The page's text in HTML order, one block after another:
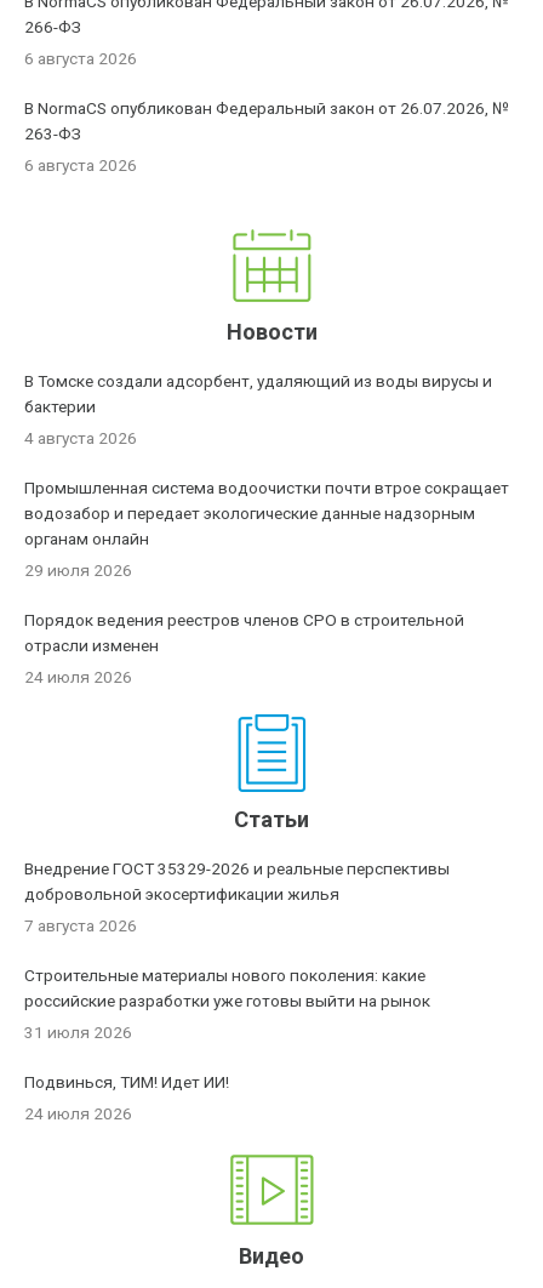
266-ФЗ
6 августа 2026
В NormaCS опубликован Федеральный закон от 26.07.2026, №
263-ФЗ
6 августа 2026
Новости
В Томске создали адсорбент, удаляющий из воды вирусы и
бактерии
4 августа 2026
Промышленная система водоочистки почти втрое сокращает
водозабор и передает экологические данные надзорным
органам онлайн
29 июля 2026
Порядок ведения реестров членов СРО в строительной
отрасли изменен
24 июля 2026
Статьи
Внедрение ГОСТ 35329-2026 и реальные перспективы
добровольной экосертификации жилья
7 августа 2026
Строительные материалы нового поколения: какие
российские разработки уже готовы выйти на рынок
31 июля 2026
Подвинься, ТИМ! Идет ИИ!
24 июля 2026
Видео